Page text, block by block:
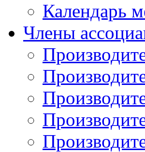
Календарь
Члены